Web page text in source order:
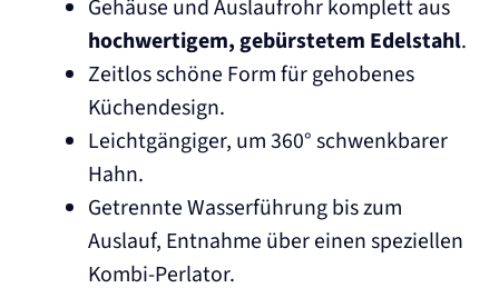
Gehäuse und Auslaufrohr komplett aus
hochwertigem, gebürstetem Edelstahl.
Zeitlos schöne Form für gehobenes
Küchendesign.
Leichtgängiger, um 360° schwenkbarer
Hahn.
Getrennte Wasserführung bis zum
Auslauf, Entnahme über einen speziellen
Kombi-Perlator.